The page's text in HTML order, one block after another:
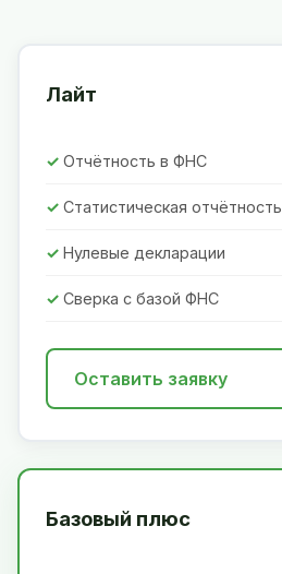
Лайт
Отчётность в ФНС
Статистическая отчётность
Нулевые декларации
Сверка с базой ФНС
Оставить заявку
Базовый плюс